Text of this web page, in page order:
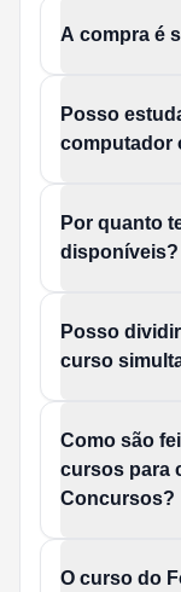
A compra é
Posso
computador
Por quanto
disponíveis?
Posso
curso
Como são
cursos para
Concursos?
O curso do